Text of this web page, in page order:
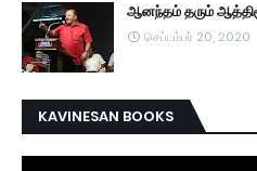
ஆனந்தம் தரும்
செப்டம்பர் 20, 2020
KAVINESAN BOOKS